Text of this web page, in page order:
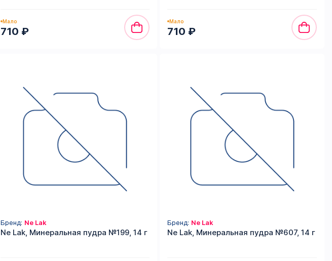
Мало
710 ₽
Мало
710 ₽
Бренд: Ne Lak
Ne Lak, Минеральная пудра №199, 14 г
Бренд: Ne Lak
Ne Lak, Минеральная пудра №607, 14 г